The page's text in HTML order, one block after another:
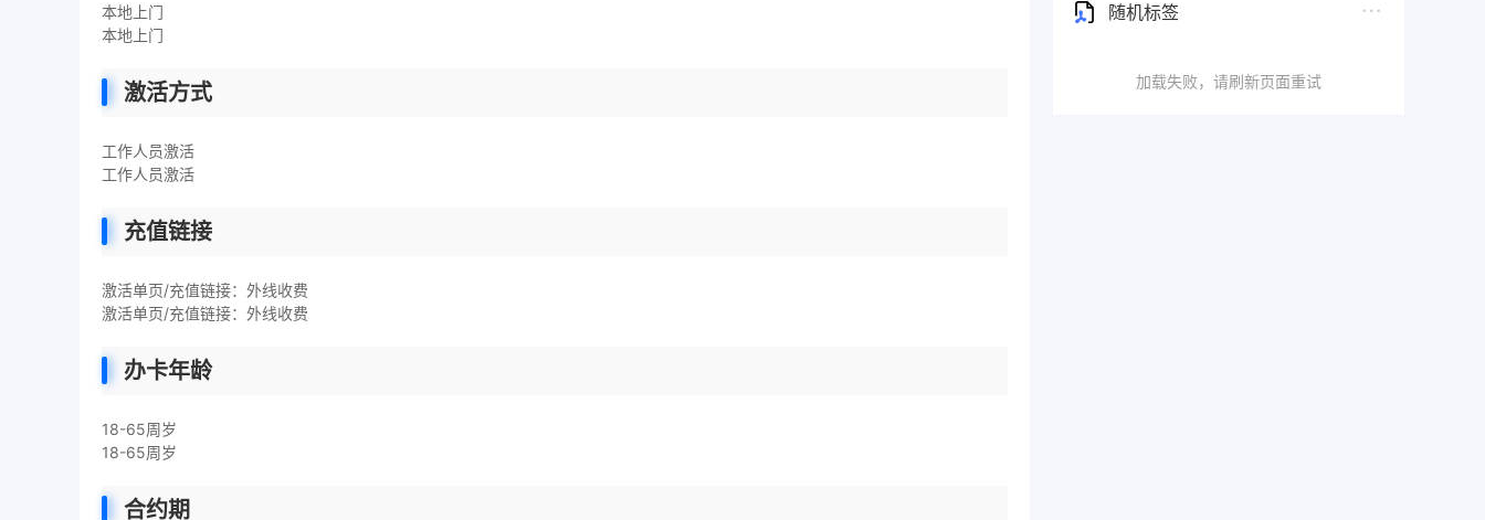
本地上门
本地上门
激活方式
工作人员激活
工作人员激活
充值链接
激活单页/充值链接：外线收费
激活单页/充值链接：外线收费
办卡年龄
18-65周岁
18-65周岁
合约期
随机标签
加载失败，请刷新页面重试